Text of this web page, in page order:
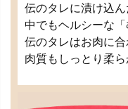
伝のタレに漬け込
中でもヘルシーな
伝のタレはお肉に
肉質もしっとり柔ら